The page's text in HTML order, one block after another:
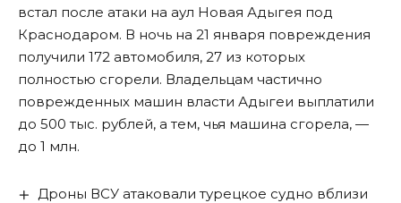
встал после атаки на аул Новая Адыгея под
Краснодаром. В ночь на 21 января повреждения
получили 172 автомобиля, 27 из которых
полностью сгорели. Владельцам частично
поврежденных машин власти Адыгеи выплатили
до 500 тыс. рублей, а тем, чья машина сгорела, —
до 1 млн.
Дроны ВСУ атаковали турецкое судно вблизи